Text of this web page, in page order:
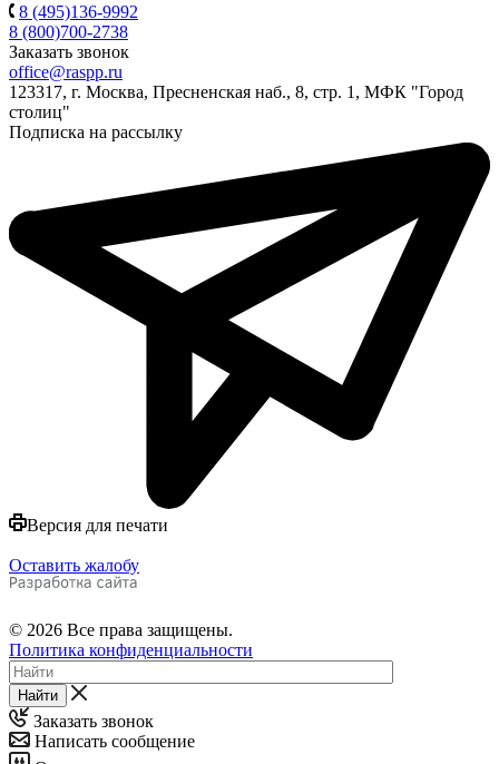
8 (495)136-9992
8 (800)700-2738
Заказать звонок
office@raspp.ru
123317, г. Москва, Пресненская наб., 8, стр. 1, МФК "Город
столиц"
Подписка на рассылку
Версия для печати
Оставить жалобу
© 2026 Все права защищены.
Политика конфиденциальности
Найти
Заказать звонок
Написать сообщение